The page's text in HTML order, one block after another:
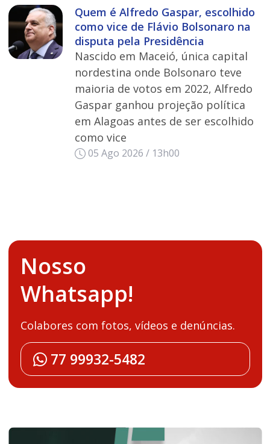
Quem é Alfredo Gaspar, escolhido
como vice de Flávio Bolsonaro na
disputa pela Presidência
Nascido em Maceió, única capital
nordestina onde Bolsonaro teve
maioria de votos em 2022, Alfredo
Gaspar ganhou projeção política
em Alagoas antes de ser escolhido
como vice
05 Ago 2026 / 13h00
Nosso
Whatsapp!
Colabores com fotos, vídeos e denúncias.
77 99932-5482